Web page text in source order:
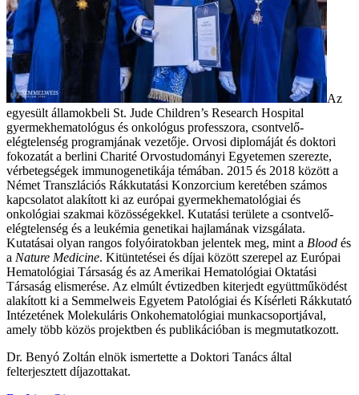
Az
egyesült államokbeli St. Jude Children’s Research Hospital
gyermekhematológus és onkológus professzora, csontvelő-
elégtelenség programjának vezetője. Orvosi diplomáját és doktori
fokozatát a berlini Charité Orvostudományi Egyetemen szerezte,
vérbetegségek immunogenetikája témában. 2015 és 2018 között a
Német Transzlációs Rákkutatási Konzorcium keretében számos
kapcsolatot alakított ki az európai gyermekhematológiai és
onkológiai szakmai közösségekkel. Kutatási területe a csontvelő-
elégtelenség és a leukémia genetikai hajlamának vizsgálata.
Kutatásai olyan rangos folyóiratokban jelentek meg, mint a Blood és
a Nature Medicine. Kitüntetései és díjai között szerepel az Európai
Hematológiai Társaság és az Amerikai Hematológiai Oktatási
Társaság elismerése. Az elmúlt évtizedben kiterjedt együttműködést
alakított ki a Semmelweis Egyetem Patológiai és Kísérleti Rákkutató
Intézetének Molekuláris Onkohematológiai munkacsoportjával,
amely több közös projektben és publikációban is megmutatkozott.
Dr. Benyó Zoltán elnök ismertette a Doktori Tanács által
felterjesztett díjazottakat.